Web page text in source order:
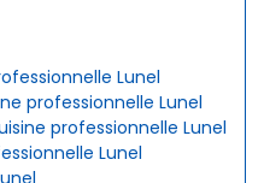
Lunel
professionnelle Lunel
professionnelle Lunel
Lunel